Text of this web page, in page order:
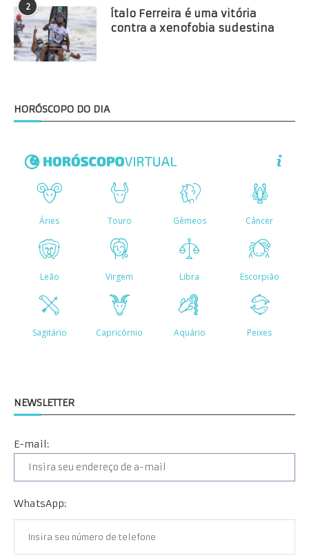
2
Ítalo Ferreira é uma vitória
contra a xenofobia sudestina
HORÓSCOPO DO DIA
NEWSLETTER
E-mail:
WhatsApp: